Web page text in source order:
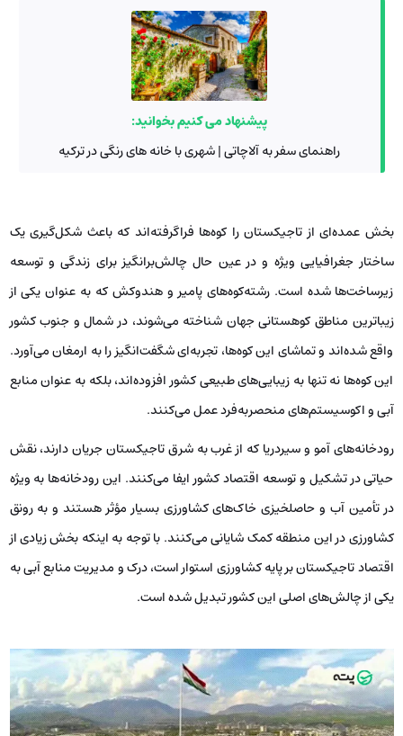
پیشنهاد می کنیم بخوانید:
راهنمای سفر به آلاچاتی | شهری با خانه های رنگی در ترکیه
بخش عمده‌ای از تاجیکستان را کوه‌ها فراگرفته‌اند که باعث شکل‌گیری یک
ساختار جغرافیایی ویژه و در عین حال چالش‌برانگیز برای زندگی و توسعه
زیرساخت‌ها شده است. رشته‌کوه‌های پامیر و هندوکش که به عنوان یکی از
زیباترین مناطق کوهستانی جهان شناخته می‌شوند، در شمال و جنوب کشور
واقع شده‌اند و تماشای این کوه‌ها، تجربه‌ای شگفت‌انگیز را به ارمغان می‌آورد.
این کوه‌ها نه ‌تنها به زیبایی‌های طبیعی کشور افزوده‌اند، بلکه به عنوان منابع
آبی و اکوسیستم‌های منحصربه‌فرد عمل می‌کنند.
رودخانه‌های آمو و سیردریا که از غرب به شرق تاجیکستان جریان دارند، نقش
حیاتی در تشکیل و توسعه اقتصاد کشور ایفا می‌کنند. این رودخانه‌ها به ویژه
در تأمین آب و حاصلخیزی خاک‌های کشاورزی بسیار مؤثر هستند و به رونق
کشاورزی در این منطقه کمک شایانی می‌کنند. با توجه به اینکه بخش زیادی از
اقتصاد تاجیکستان بر پایه کشاورزی استوار است، درک و مدیریت منابع آبی به
یکی از چالش‌های اصلی این کشور تبدیل شده است.